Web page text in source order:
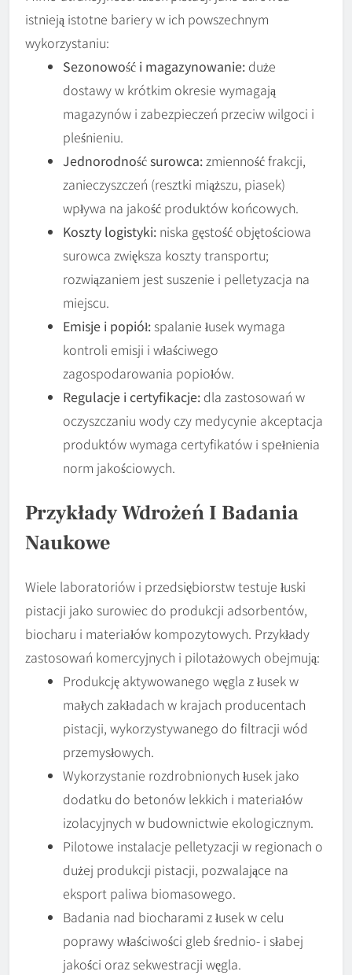
istnieją istotne bariery w ich powszechnym
wykorzystaniu:
Sezonowość i magazynowanie: duże
dostawy w krótkim okresie wymagają
magazynów i zabezpieczeń przeciw wilgoci i
pleśnieniu.
Jednorodność surowca: zmienność frakcji,
zanieczyszczeń (resztki miąższu, piasek)
wpływa na jakość produktów końcowych.
Koszty logistyki: niska gęstość objętościowa
surowca zwiększa koszty transportu;
rozwiązaniem jest suszenie i pelletyzacja na
miejscu.
Emisje i popiół: spalanie łusek wymaga
kontroli emisji i właściwego
zagospodarowania popiołów.
Regulacje i certyfikacje: dla zastosowań w
oczyszczaniu wody czy medycynie akceptacja
produktów wymaga certyfikatów i spełnienia
norm jakościowych.
Przykłady Wdrożeń I Badania
Naukowe
Wiele laboratoriów i przedsiębiorstw testuje łuski
pistacji jako surowiec do produkcji adsorbentów,
biocharu i materiałów kompozytowych. Przykłady
zastosowań komercyjnych i pilotażowych obejmują:
Produkcję aktywowanego węgla z łusek w
małych zakładach w krajach producentach
pistacji, wykorzystywanego do filtracji wód
przemysłowych.
Wykorzystanie rozdrobnionych łusek jako
dodatku do betonów lekkich i materiałów
izolacyjnych w budownictwie ekologicznym.
Pilotowe instalacje pelletyzacji w regionach o
dużej produkcji pistacji, pozwalające na
eksport paliwa biomasowego.
Badania nad biocharami z łusek w celu
poprawy właściwości gleb średnio- i słabej
jakości oraz sekwestracji węgla.